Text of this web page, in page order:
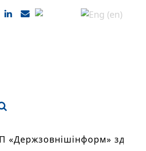
«Держзовнішінформ»